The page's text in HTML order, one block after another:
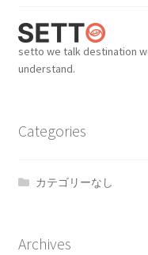
setto we talk destination
understand.
Categories
カテゴリーなし
Archives